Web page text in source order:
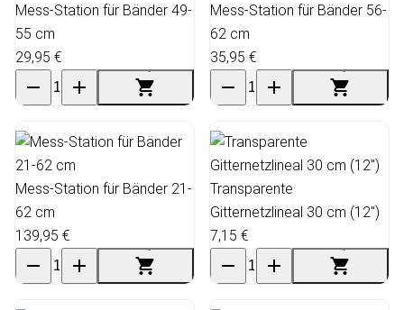
Mess-Station für Bänder 49-
55 cm
29,95 €
Mess-Station für Bänder 56-
62 cm
35,95 €
Mess-Station für Bänder 21-
62 cm
139,95 €
Transparente
Gitternetzlineal 30 cm (12")
7,15 €